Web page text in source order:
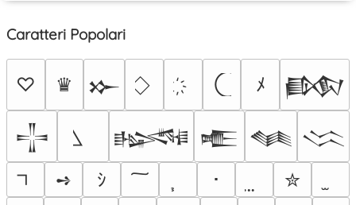
Caratteri Popolari
♡ ♛ 𒁍 ﾒ 𒁃
𒋲 𒈙 𒍫 𒈝 𒈱
➺
ｼ ･
✮